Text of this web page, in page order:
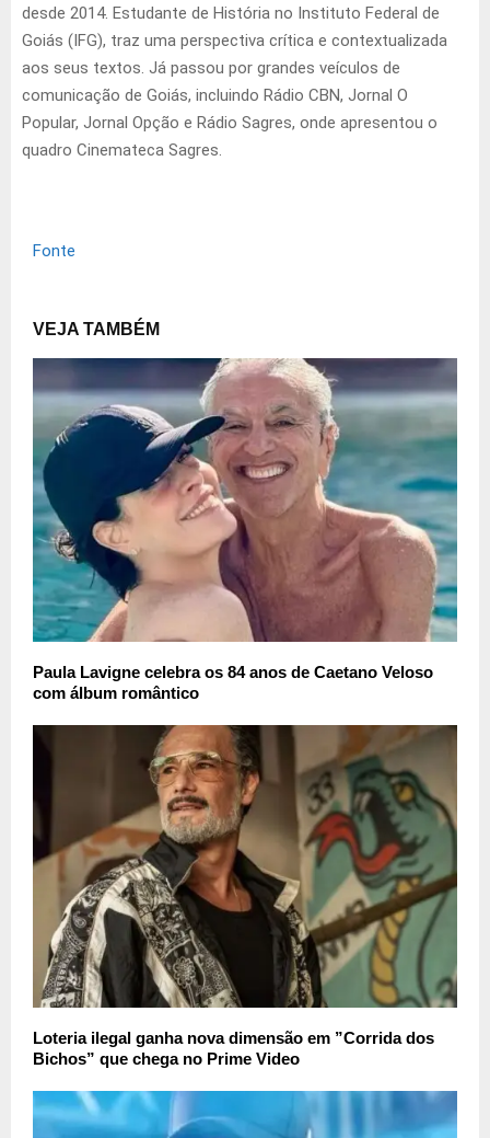
desde 2014. Estudante de História no Instituto Federal de
Goiás (IFG), traz uma perspectiva crítica e contextualizada
aos seus textos. Já passou por grandes veículos de
comunicação de Goiás, incluindo Rádio CBN, Jornal O
Popular, Jornal Opção e Rádio Sagres, onde apresentou o
quadro Cinemateca Sagres.
Fonte
VEJA TAMBÉM
Paula Lavigne celebra os 84 anos de Caetano Veloso
com álbum romântico
Loteria ilegal ganha nova dimensão em ”Corrida dos
Bichos” que chega no Prime Video